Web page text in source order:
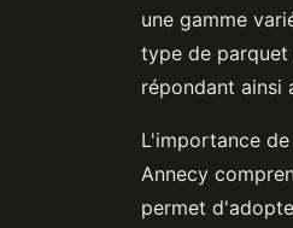
une gamme
type de parquet
répondant ainsi
L'importance
Annecy
permet